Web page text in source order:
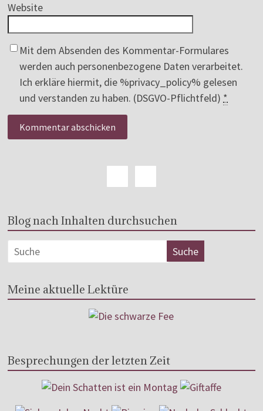
Website
Mit dem Absenden des Kommentar-Formulares
werden auch personenbezogene Daten verarbeitet.
Ich erkläre hiermit, die %privacy_policy% gelesen
und verstanden zu haben. (DSGVO-Pflichtfeld) *
Blog nach Inhalten durchsuchen
Meine aktuelle Lektüre
Besprechungen der letzten Zeit